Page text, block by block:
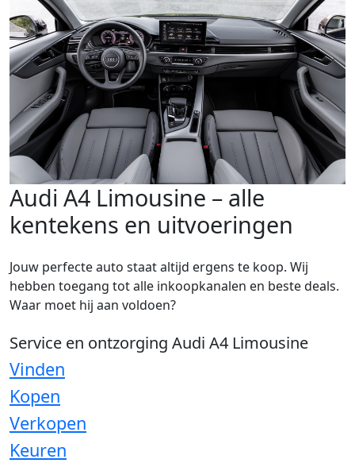
Audi A4 Limousine – alle
kentekens en uitvoeringen
Jouw perfecte auto staat altijd ergens te koop. Wij
hebben toegang tot alle inkoopkanalen en beste deals.
Waar moet hij aan voldoen?
Service en ontzorging Audi A4 Limousine
Vinden
Kopen
Verkopen
Keuren